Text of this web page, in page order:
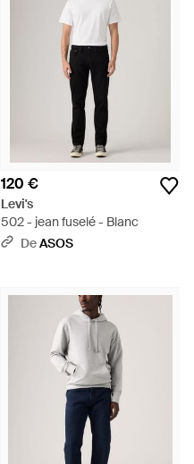
120 €
Levi's
502 - jean fuselé - Blanc
DeASOS